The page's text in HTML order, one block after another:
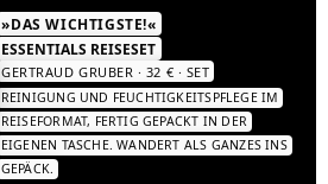
»DAS WICHTIGSTE!«
ESSENTIALS REISESET
GERTRAUD GRUBER · 32 € · SET
REINIGUNG UND FEUCHTIGKEITSPFLEGE IM
REISEFORMAT, FERTIG GEPACKT IN DER
EIGENEN TASCHE. WANDERT ALS GANZES INS
GEPÄCK.